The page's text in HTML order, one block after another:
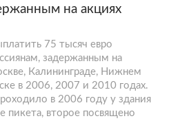
на акциях
75 тысяч евро
задержанным на
Калининграде, Нижнем
в 2006, 2007 и 2010 годах.
в 2006 году у здания
второе посвящено